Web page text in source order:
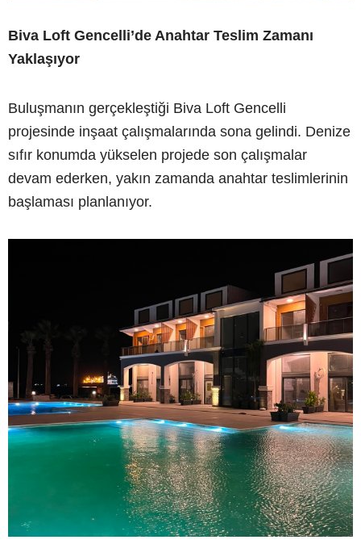
Biva Loft Gencelli’de Anahtar Teslim Zamanı
Yaklaşıyor
Buluşmanın gerçekleştiği Biva Loft Gencelli
projesinde inşaat çalışmalarında sona gelindi. Denize
sıfır konumda yükselen projede son çalışmalar
devam ederken, yakın zamanda anahtar teslimlerinin
başlaması planlanıyor.